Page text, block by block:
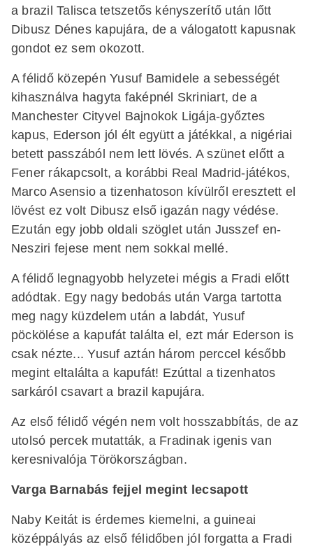
a brazil Talisca tetszetős kényszerítő után lőtt
Dibusz Dénes kapujára, de a válogatott kapusnak
gondot ez sem okozott.
A félidő közepén Yusuf Bamidele a sebességét
kihasználva hagyta faképnél Skriniart, de a
Manchester Cityvel Bajnokok Ligája-győztes
kapus, Ederson jól élt együtt a játékkal, a nigériai
betett passzából nem lett lövés. A szünet előtt a
Fener rákapcsolt, a korábbi Real Madrid-játékos,
Marco Asensio a tizenhatoson kívülről eresztett el
lövést ez volt Dibusz első igazán nagy védése.
Ezután egy jobb oldali szöglet után Jusszef en-
Nesziri fejese ment nem sokkal mellé.
A félidő legnagyobb helyzetei mégis a Fradi előtt
adódtak. Egy nagy bedobás után Varga tartotta
meg nagy küzdelem után a labdát, Yusuf
pöckölése a kapufát találta el, ezt már Ederson is
csak nézte... Yusuf aztán három perccel később
megint eltalálta a kapufát! Ezúttal a tizenhatos
sarkáról csavart a brazil kapujára.
Az első félidő végén nem volt hosszabbítás, de az
utolsó percek mutatták, a Fradinak igenis van
keresnivalója Törökországban.
Varga Barnabás fejjel megint lecsapott
Naby Keitát is érdemes kiemelni, a guineai
középpályás az első félidőben jól forgatta a Fradi